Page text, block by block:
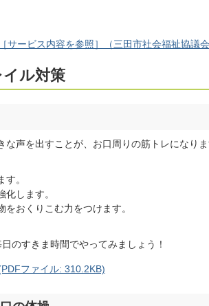
サービス内容を参照］（三田市社会福祉協議
ル対策
な声を出すことが、お口周りの筋トレになり
。
します。
おくりこむ力をつけます。
のすきま時間でやってみましょう！
ファイル: 310.2KB)